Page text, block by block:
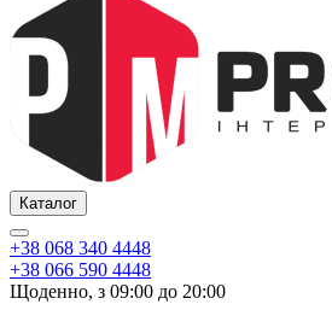
Каталог
+38 068 340 4448
+38 066 590 4448
Щоденно, з 09:00 до 20:00